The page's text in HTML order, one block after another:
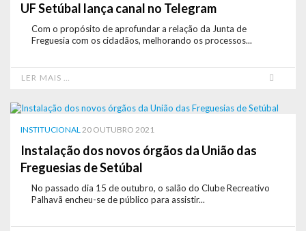
UF Setúbal lança canal no Telegram
Com o propósito de aprofundar a relação da Junta de
Freguesia com os cidadãos, melhorando os processos...
LER MAIS …
Instalação dos novos órgãos da União das
Freguesias de Setúbal
INSTITUCIONAL20 OUTUBRO 2021
No passado dia 15 de outubro, o salão do Clube Recreativo
Palhavã encheu-se de público para assistir...